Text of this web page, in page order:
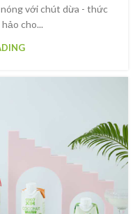
với chút dừa - thức
cho...